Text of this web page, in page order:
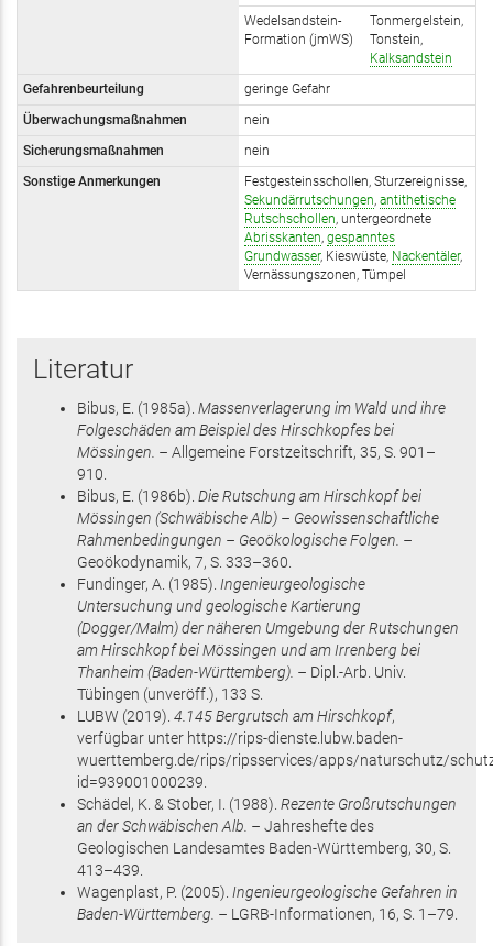
Wedelsandstein-
Formation (jmWS)
Tonmergelstein,
Tonstein,
Kalksandstein
Gefahrenbeurteilung
geringe Gefahr
Überwachungsmaßnahmen
nein
Sicherungsmaßnahmen
nein
Sonstige Anmerkungen
Festgesteinsschollen, Sturzereignisse,
Sekundärrutschungen, antithetische
Rutschschollen, untergeordnete
Abrisskanten, gespanntes
Grundwasser, Kieswüste, Nackentäler,
Vernässungszonen, Tümpel
Literatur
Bibus, E. (1985a). Massenverlagerung im Wald und ihre
Folgeschäden am Beispiel des Hirschkopfes bei
Mössingen. – Allgemeine Forstzeitschrift, 35, S. 901–
910.
Bibus, E. (1986b). Die Rutschung am Hirschkopf bei
Mössingen (Schwäbische Alb) – Geowissenschaftliche
Rahmenbedingungen – Geoökologische Folgen. –
Geoökodynamik, 7, S. 333–360.
Fundinger, A. (1985). Ingenieurgeologische
Untersuchung und geologische Kartierung
(Dogger/Malm) der näheren Umgebung der Rutschungen
am Hirschkopf bei Mössingen und am Irrenberg bei
Thanheim (Baden-Württemberg). – Dipl.-Arb. Univ.
Tübingen (unveröff.), 133 S.
LUBW (2019). 4.145 Bergrutsch am Hirschkopf,
verfügbar unter https://rips-dienste.lubw.baden-
wuerttemberg.de/rips/ripsservices/apps/naturschutz/
id=939001000239.
Schädel, K. & Stober, I. (1988). Rezente Großrutschungen
an der Schwäbischen Alb. – Jahreshefte des
Geologischen Landesamtes Baden-Württemberg, 30, S.
413–439.
Wagenplast, P. (2005). Ingenieurgeologische Gefahren in
Baden-Württemberg. – LGRB-Informationen, 16, S. 1–79.